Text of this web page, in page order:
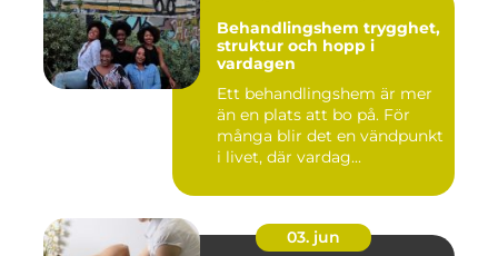
Behandlingshem trygghet,
struktur och hopp i
vardagen
Ett behandlingshem är mer
än en plats att bo på. För
många blir det en vändpunkt
i livet, där vardag...
03. jun